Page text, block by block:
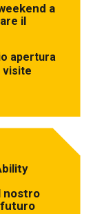
a
il
apertura
visite
nostro
futuro